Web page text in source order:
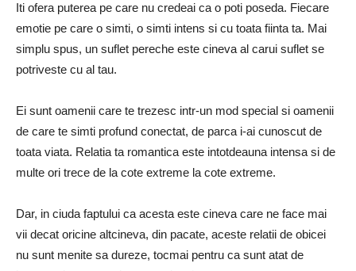
Iti ofera puterea pe care nu credeai ca o poti poseda. Fiecare
emotie pe care o simti, o simti intens si cu toata fiinta ta. Mai
simplu spus, un suflet pereche este cineva al carui suflet se
potriveste cu al tau.
Ei sunt oamenii care te trezesc intr-un mod special si oamenii
de care te simti profund conectat, de parca i-ai cunoscut de
toata viata. Relatia ta romantica este intotdeauna intensa si de
multe ori trece de la cote extreme la cote extreme.
Dar, in ciuda faptului ca acesta este cineva care ne face mai
vii decat oricine altcineva, din pacate, aceste relatii de obicei
nu sunt menite sa dureze, tocmai pentru ca sunt atat de